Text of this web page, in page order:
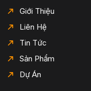
Giới Thiệu
Liên Hệ
Tin Tức
Sản Phẩm
Dự Án